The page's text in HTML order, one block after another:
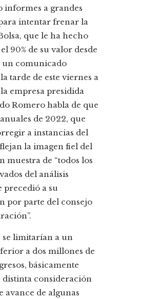
informes a grandes
intentar frenar la
que le ha hecho
90% de su valor desde
un comunicado
tarde de este viernes a
empresa presidida
Romero habla de que
de 2022, que
a instancias del
la imagen fiel del
muestra de “todos los
del análisis
precedió a su
por parte del consejo
se limitarían a un
a dos millones de
básicamente
distinta consideración
avance de algunas